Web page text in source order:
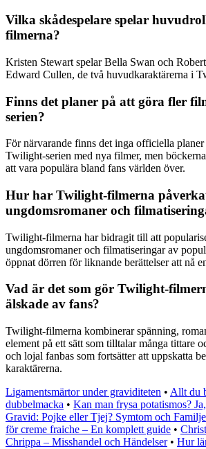
Vilka skådespelare spelar
filmerna?
Kristen Stewart spelar Bella Swan och
Edward Cullen, de två huvudkaraktärerna i
Finns det planer på att göra fler
serien?
För närvarande finns det inga officiella planer
Twilight-serien med nya filmer, men
att vara populära bland fans världen över.
Hur har Twilight-filmerna
ungdomsromaner och
Twilight-filmerna har bidragit till att
ungdomsromaner och filmatiseringar av
öppnat dörren för liknande berättelser att nå
Vad är det som gör Twilight-
älskade av fans?
Twilight-filmerna kombinerar spänning,
element på ett sätt som tilltalar många tittare
och lojal fanbas som fortsätter att uppskatta
karaktärerna.
Ligamentsmärtor under graviditeten • Allt du
dubbelmacka • Kan man frysa potatismos?
Gravid: Pojke eller Tjej? Symtom och
för creme fraiche – En komplett guide •
Chrippa – Misshandel och Händelser• Hur